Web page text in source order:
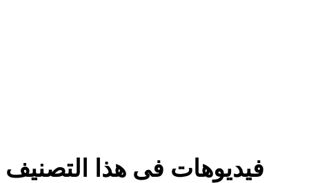
فيديوهات فى هذا التصنيف